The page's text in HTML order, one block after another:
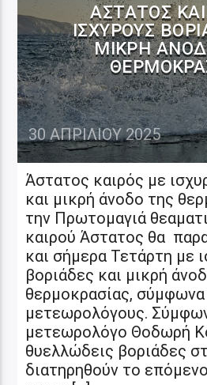
ΆΣΤΑΤΟΣ
ΙΣΧΥΡΟΎΣ
ΜΙΚΡΉ
30 ΑΠΡΙΛΊΟΥ 2025
Άστατος καιρός με
και μικρή άνοδο της
την Πρωτομαγιά
καιρού Άστατος θα
και σήμερα Τετάρτη με
βοριάδες και μικρή
θερμοκρασίας,
μετεωρολόγους.
μετεωρολόγο Θοδωρή
θυελλώδεις βοριάδες
διατηρηθούν το